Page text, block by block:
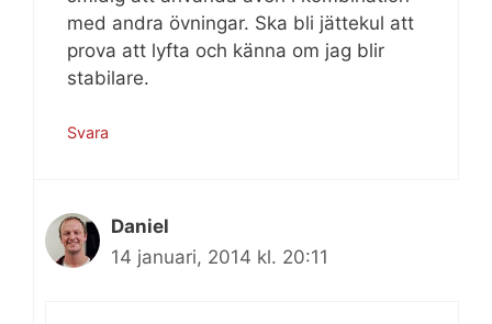
med andra övningar. Ska bli jättekul att
prova att lyfta och känna om jag blir
stabilare.
Svara
Daniel
14 januari, 2014 kl. 20:11